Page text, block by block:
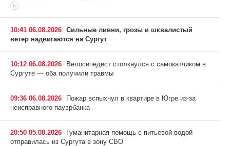
10:41 06.08.2026 Сильные ливни, грозы и шквалистый
ветер надвигаются на Сургут
10:12 06.08.2026
Велосипедист столкнулся с самокатчиком в
Сургуте — оба получили травмы
09:36 06.08.2026
Пожар вспыхнул в квартире в Югре из-за
неисправного пауэрбанка
20:50 05.08.2026
Гуманитарная помощь с питьевой водой
отправилась из Сургута в зону СВО